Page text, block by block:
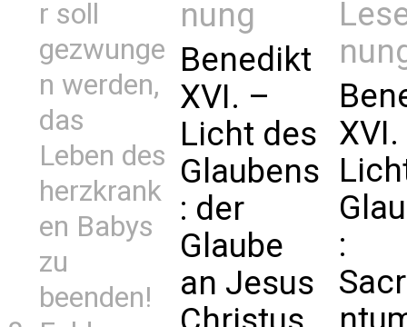
r soll
gezwunge
n werden,
das
Leben des
herzkrank
en Babys
zu
beenden!
nung
Benedikt
XVI. –
Licht des
Glaubens
: der
Glaube
an Jesus
: